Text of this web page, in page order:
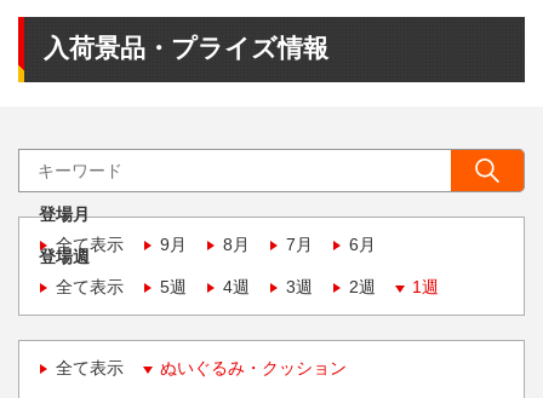
入荷景品・プライズ情報
登場月
全て表示
9月 8月 7月 6月
登場週
全て表示
5週 4週 3週 2週 1週
全て表示 ぬいぐるみ・クッション